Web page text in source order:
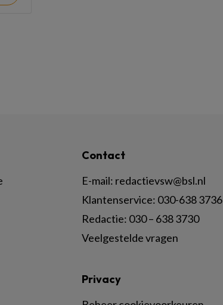
Contact
E-mail: redactievsw@bsl.nl
Klantenservice: 030-638 3736
Redactie: 030 – 638 3730
Veelgestelde vragen
Privacy